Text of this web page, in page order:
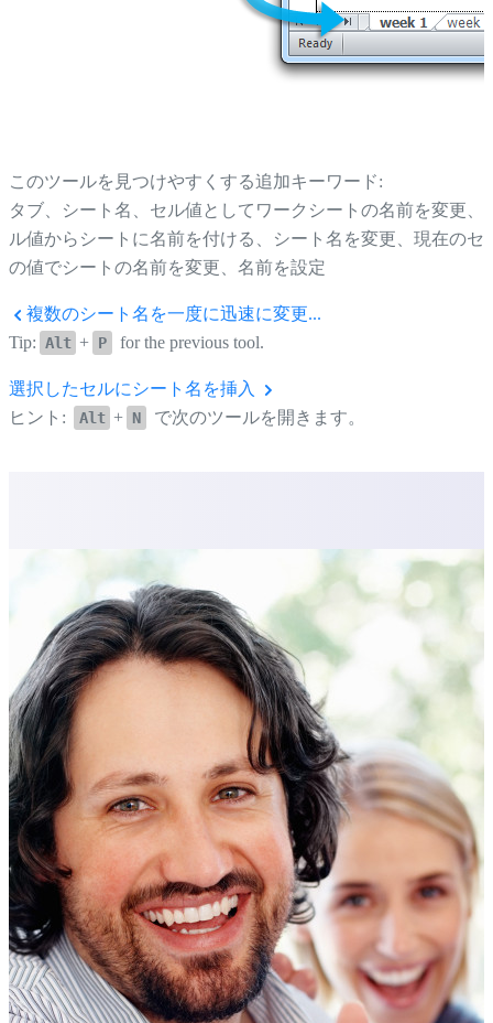
このツールを見つけやすくする追加キーワード:
タブ、シート名、セル値としてワークシートの名前を変更、
ル値からシートに名前を付ける、シート名を変更、現在のセ
の値でシートの名前を変更、名前を設定
複数のシート名を一度に迅速に変更...
Tip: Alt + P for the previous tool.
選択したセルにシート名を挿入
ヒント:
Alt + N で次のツールを開きます。